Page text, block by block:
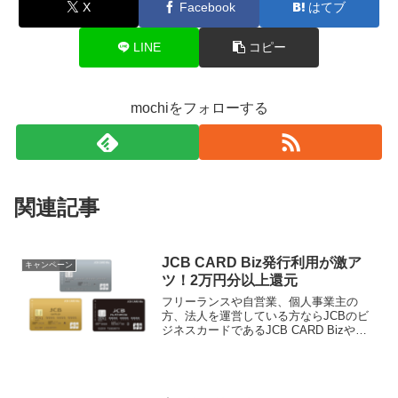
X Facebook はてブ
LINE コピー
mochiをフォローする
関連記事
キャンペーン
JCB CARD Biz発行利用が激ア
ツ！2万円分以上還元
フリーランスや自営業、個人事業主の
方、法人を運営している方ならJCBのビ
ジネスカードであるJCB CARD Bizや法